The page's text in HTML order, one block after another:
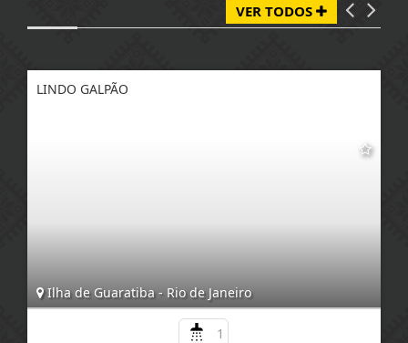
VER TODOS
LINDO GALPÃO
Ilha de Guaratiba - Rio de Janeiro
1